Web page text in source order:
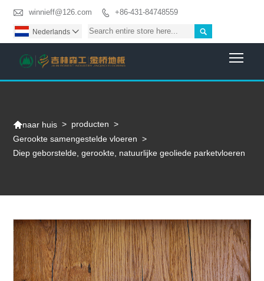
 winnieff@126.com  +86-431-84748559

Nederlands 
naar huis > producten >
Gerookte samengestelde vloeren >
Diep geborstelde, gerookte, natuurlijke geoliede parketvloeren